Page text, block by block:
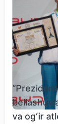
va ogʻir